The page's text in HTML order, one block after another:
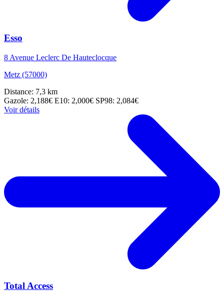
Esso
8 Avenue Leclerc De Hauteclocque
Metz (57000)
Distance: 7,3 km
Gazole: 2,188€ E10: 2,000€ SP98: 2,084€
Voir détails
Total Access